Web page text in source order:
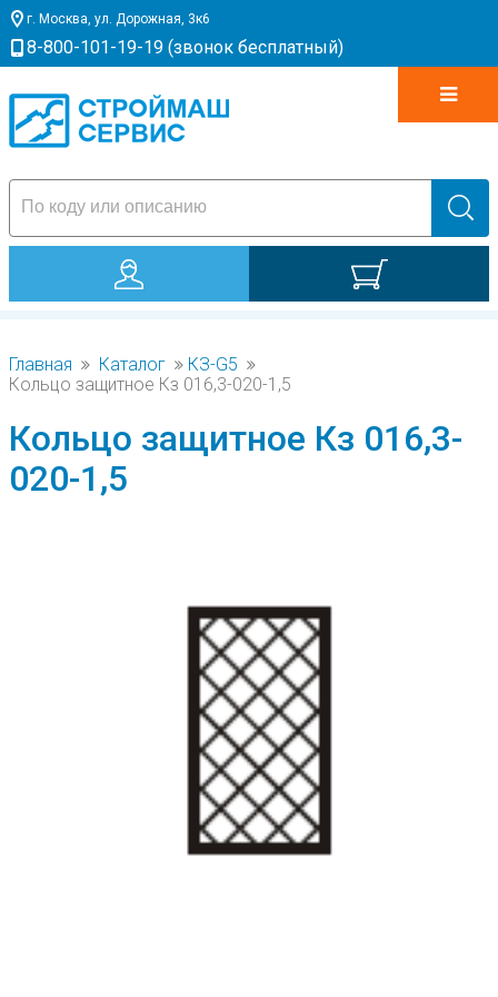
г. Москва, ул. Дорожная, 3к6
8-800-101-19-19 (звонок бесплатный)
Главная Каталог
КЗ-G5
Кольцо защитное Кз 016,3-020-1,5
Кольцо защитное Кз 016,3-
020-1,5